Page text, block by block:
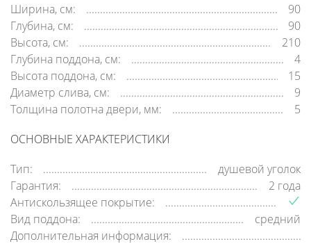
Ширина, см:
90
Глубина, см:
90
Высота, см:
210
Глубина поддона, см:
4
Высота поддона, см:
15
Диаметр слива, см:
9
Толщина полотна двери, мм:
5
ОСНОВНЫЕ ХАРАКТЕРИСТИКИ
Тип:
душевой уголок
Гарантия:
2 года
Антискользящее покрытие:
Вид поддона:
средний
Дополнительная информация: